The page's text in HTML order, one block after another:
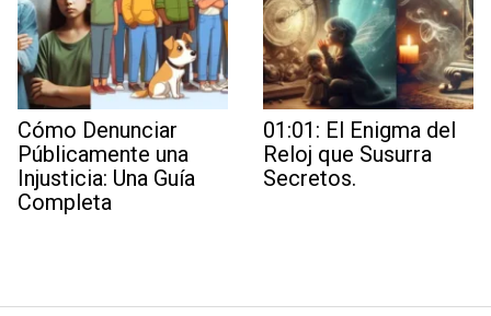
Cómo Denunciar
Públicamente una
Injusticia: Una Guía
Completa
01:01: El Enigma del
Reloj que Susurra
Secretos.